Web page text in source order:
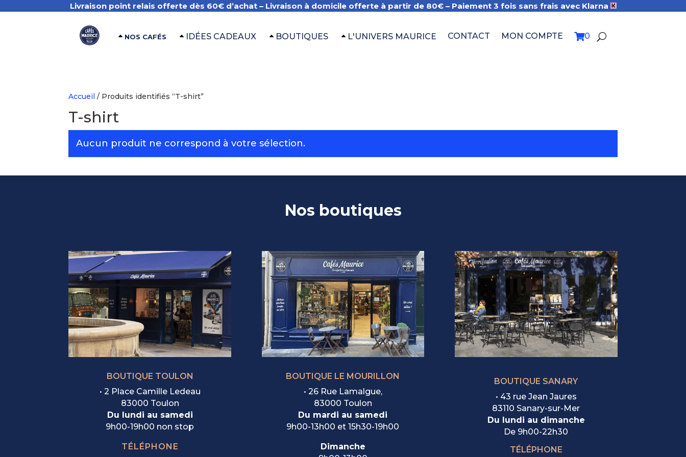
Livraison point relais offerte dès 60€ d’achat – Livraison à domicile offerte à partir de 80€ – Paiement 3 fois sans frais avec Klarna
NOS CAFÉS IDÉES CADEAUX BOUTIQUES L'UNIVERS MAURICE CONTACT MON COMPTE 0 U
Accueil / Produits identifiés “T-shirt”
T-shirt
Aucun produit ne correspond à votre sélection.
Nos boutiques
BOUTIQUE TOULON
• 2 Place Camille Ledeau
83000 Toulon
Du lundi au samedi
9h00-19h00 non stop
TÉLÉPHONE
BOUTIQUE LE MOURILLON
• 26 Rue Lamalgue,
83000 Toulon
Du mardi au samedi
9h00-13h00 et 15h30-19h00
Dimanche
BOUTIQUE SANARY
• 43 rue Jean Jaures
83110 Sanary-sur-Mer
Du lundi au dimanche
De 9h00-22h30
TÉLÉPHONE